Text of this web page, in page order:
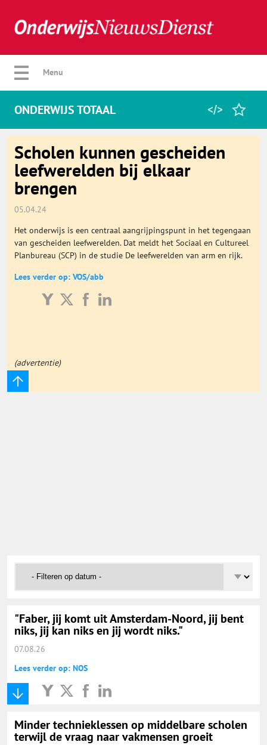
Verberg menu
Home
Algemeen
Onderwijs Totaal
@onderwijsnieuws
Vacaturewijzer Basisonderwijs
Menu
ONDERWIJS TOTAAL
Scholen kunnen gescheiden
leefwerelden bij elkaar
brengen
05.04.24
Het onderwijs is een centraal aangrijpingspunt in het tegengaan
van gescheiden leefwerelden. Dat meldt het Sociaal en Cultureel
Planbureau (SCP) in de studie De leefwerelden van arm en rijk.
Lees verder op: VOS/abb
(advertentie)
"Faber, jij komt uit Amsterdam-Noord, jij bent
niks, jij kan niks en jij wordt niks."
07.08.26
Lees verder op: NOS
Minder technieklessen op middelbare scholen
terwijl de vraag naar vakmensen groeit